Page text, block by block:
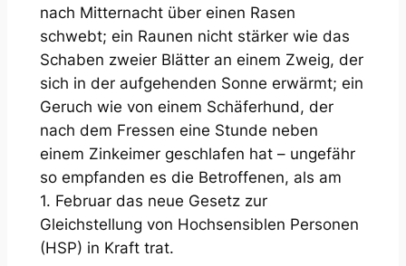
nach Mitternacht über einen Rasen
schwebt; ein Raunen nicht stärker wie das
Schaben zweier Blätter an einem Zweig, der
sich in der aufgehenden Sonne erwärmt; ein
Geruch wie von einem Schäferhund, der
nach dem Fressen eine Stunde neben
einem Zinkeimer geschlafen hat – ungefähr
so empfanden es die Betroffenen, als am
1. Februar das neue Gesetz zur
Gleichstellung von Hochsensiblen Personen
(HSP) in Kraft trat.